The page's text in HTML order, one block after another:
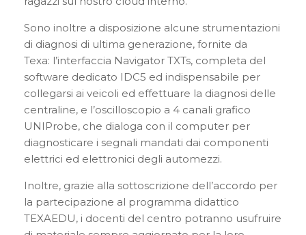
Sono inoltre a disposizione alcune strumentazioni
di diagnosi di ultima generazione, fornite da
Texa: l’interfaccia Navigator TXTs, completa del
software dedicato IDC5 ed indispensabile per
collegarsi ai veicoli ed effettuare la diagnosi delle
centraline, e l’oscilloscopio a 4 canali grafico
UNIProbe, che dialoga con il computer per
diagnosticare i segnali mandati dai componenti
elettrici ed elettronici degli automezzi.
Inoltre, grazie alla sottoscrizione dell’accordo per
la partecipazione al programma didattico
TEXAEDU, i docenti del centro potranno usufruire